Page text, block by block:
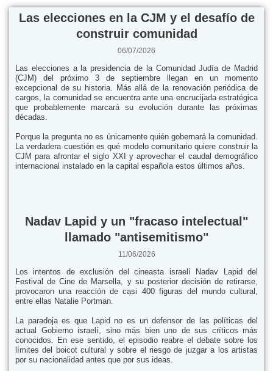
Las elecciones en la CJM y el desafío de
construir comunidad
06/07/2026
Las elecciones a la presidencia de la Comunidad Judía de Madrid
(CJM) del próximo 3 de septiembre llegan en un momento
excepcional de su historia. Más allá de la renovación periódica de
cargos, la comunidad se encuentra ante una encrucijada estratégica
que probablemente marcará su evolución durante las próximas
décadas.
Porque la pregunta no es únicamente quién gobernará la comunidad.
La verdadera cuestión es qué modelo comunitario quiere construir la
CJM para afrontar el siglo XXI y aprovechar el caudal demográfico
internacional instalado en la capital española estos últimos años.
Nadav Lapid y un "fracaso intelectual"
llamado "antisemitismo"
11/06/2026
Los intentos de exclusión del cineasta israelí Nadav Lapid del
Festival de Cine de Marsella, y su posterior decisión de retirarse,
provocaron una reacción de casi 400 figuras del mundo cultural,
entre ellas Natalie Portman.
La paradoja es que Lapid no es un defensor de las políticas del
actual Gobierno israelí, sino más bien uno de sus críticos más
conocidos. En ese sentido, el episodio reabre el debate sobre los
límites del boicot cultural y sobre el riesgo de juzgar a los artistas
por su nacionalidad antes que por sus ideas.